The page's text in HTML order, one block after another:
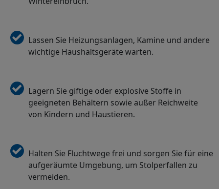
Lassen Sie Heizungsanlagen, Kamine und andere
wichtige Haushaltsgeräte warten.
Lagern Sie giftige oder explosive Stoffe in
geeigneten Behältern sowie außer Reichweite
von Kindern und Haustieren.
Halten Sie Fluchtwege frei und sorgen Sie für eine
aufgeräumte Umgebung, um Stolperfallen zu
vermeiden.